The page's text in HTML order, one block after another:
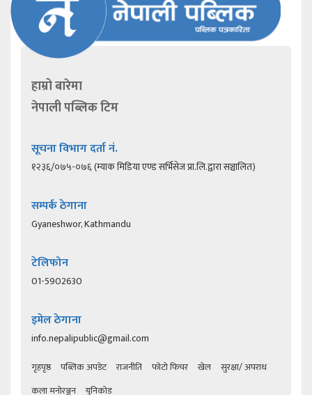
हाम्रो बारेमा
नेपाली पब्लिक टिम
सूचना विभाग दर्ता नं.
१२३६/०७५-०७६ (म्याक मिडिया एण्ड सर्भिसेज प्रा.लि.द्वारा सञ्चालित)
सम्पर्क ठेगाना
Gyaneshwor, Kathmandu
टेलिफोन
01-5902630
इमेल ठेगाना
info.nepalipublic@gmail.com
गृहपृष्ठ पब्लिक अपडेट राजनीति फोटो फिचर खेल
सुरक्षा/ अपराध
कला मनोरञ्जन
युनिकोड